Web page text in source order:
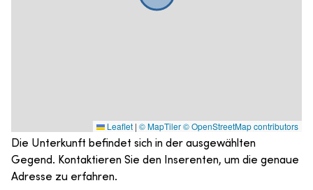
Leaflet | © MapTiler© OpenStreetMap contributors
Die Unterkunft befindet sich in der ausgewählten
Gegend. Kontaktieren Sie den Inserenten, um die genaue
Adresse zu erfahren.